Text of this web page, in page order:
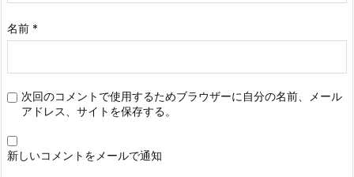
名前 *
次回のコメントで使用するためブラウザーに自分の名前、メール
アドレス、サイトを保存する。
新しいコメントをメールで通知